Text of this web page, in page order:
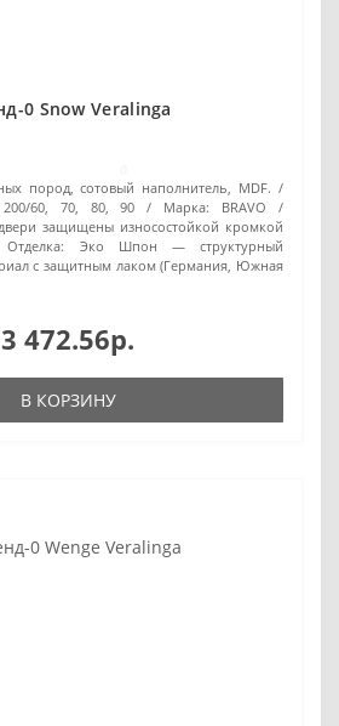
0 Snow Veralinga
пород, сотовый наполнитель, MDF.
200/60, 70, 80, 90 Марка:
BRAVO
защищены износостойкой кромкой
Отделка:
Эко Шпон — структурный
с защитным лаком (Германия, Южная
3 472.56р.
В КОРЗИНУ